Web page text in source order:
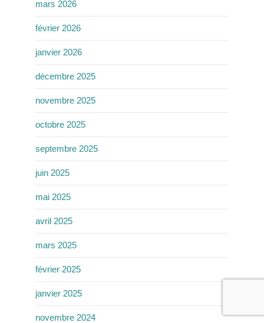
mars 2026
février 2026
janvier 2026
décembre 2025
novembre 2025
octobre 2025
septembre 2025
juin 2025
mai 2025
avril 2025
mars 2025
février 2025
janvier 2025
novembre 2024